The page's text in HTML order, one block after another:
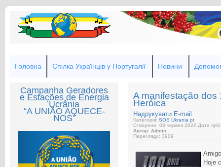
Головна Спілка Українців у Португалії Новини
Campanha Geradores
e Estações de Energia
Ucrânia
“A UNIÃO AQUECE-
NOS”
A manifestação dos
Heróica
Надрукувати E-mail
Категорія: SOS Ukrania pt
Створено: 03 червня 2022 Дата
Автор: Admin
Перегляди: 3909
Hoje